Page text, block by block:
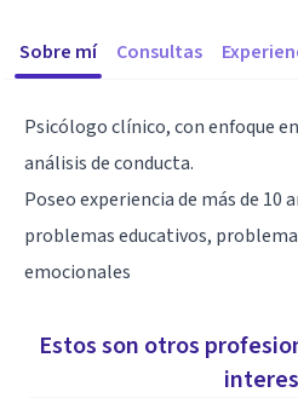
Sobre mí Consultas
Psicólogo clínico, con enfoque
análisis de conducta.
Poseo experiencia de más de 10
problemas educativos,
emocionales
Estos son otros